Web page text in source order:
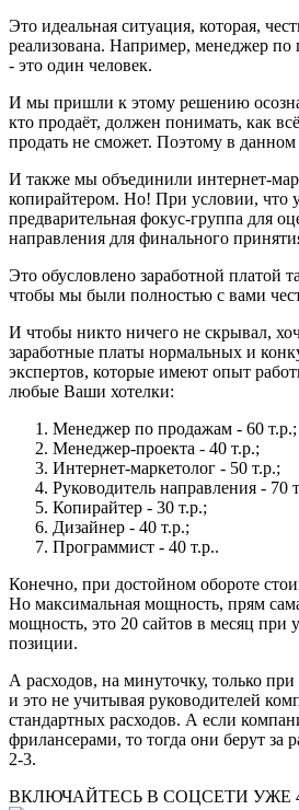
Это идеальная ситуация, которая,
реализована. Например, менеджер
- это один человек.
И мы пришли к этому решению
кто продаёт, должен понимать, как
продать не сможет. Поэтому в данном
И также мы объединили интернет-
копирайтером. Но! При условии, что у
предварительная фокус-группа для
направления для финального
Это обусловлено заработной платой
чтобы мы были полностью с вами
И чтобы никто ничего не скрывал,
заработные платы нормальных и
экспертов, которые имеют опыт
любые Ваши хотелки:
Менеджер по продажам - 60 т.р.;
Менеджер-проекта - 40 т.р.;
Интернет-маркетолог - 50 т.р.;
Руководитель направления - 70
Копирайтер - 30 т.р.;
Дизайнер - 40 т.р.;
Программист - 40 т.р..
Конечно, при достойном обороте
Но максимальная мощность, прям
мощность, это 20 сайтов в месяц при
позиции.
А расходов, на минуточку, только
и это не учитывая руководителей
стандартных расходов. А если
фрилансерами, то тогда они берут за
2-3.
ВКЛЮЧАЙТЕСЬ В СОЦСЕТИ УЖЕ